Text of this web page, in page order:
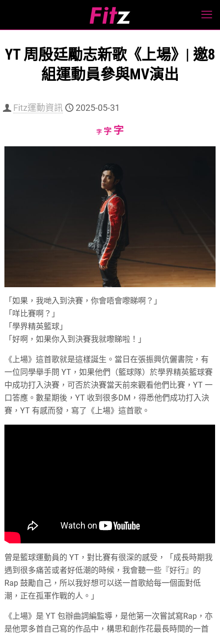
YT 周殷廷勵志新歌《上場》| 邀8
組運動員參與MV演出
Fitz運動資訊 2025-05-31
字Decrease
字Reset
字Increase
「如果，我哋入到決賽，你會唔會嚟睇啊？」
「咩比賽啊？」
「學界精英籃球」
「好啊，如果你入到決賽我就嚟睇啦！」
《上場》這首歌就是這樣誕生。當日在張振興伉儷書院，有
一位同學舉手問 YT，如果他們（籃球隊）於學界精英籃球賽
中成功打入決賽，可否於決賽當天前來觀看他們比賽，YT 一
口答應。數星期後，YT 收到很多DM，得悉他們成功打入決
賽，YT 有感而發，寫了《上場》這首歌。
曾是籃球運動員的 YT，對比賽有很深的感受，「成長時期我
遇到很多痛苦或者好低潮的時候，我會聽一些『好行』的
Rap 鼓勵自己，所以我好想可以送一首歌給每一個面對低
潮，正在孤軍作戰的人。」
《上場》是 YT 包辦曲詞編監導，是他第一次嘗試寫Rap，亦
是他眾多首自己寫的作品中，構思和創作花最長時間的一首